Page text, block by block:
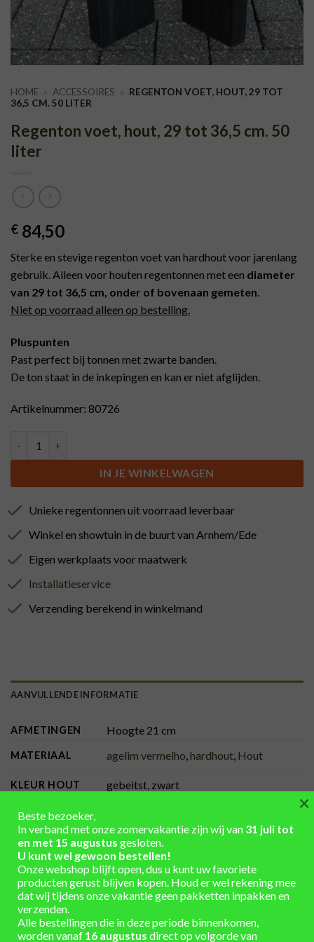
HOME » ACCESSOIRES » REGENTON VOET, HOUT, 29 TOT
36,5 CM. 50 LITER
Regenton voet, hout, 29 tot 36,5 cm. 50
liter
€ 84,50
Sterke en stevige regenton voet van hardhout voor jarenlang
gebruik. Alleen voor houten regentonnen met een diameter
van 29 tot 36,5 cm, onder of bovenaan gemeten.
Niet op voorraad alleen op bestelling.
Pluspunten
Past perfect bij tonnen met zwarte banden.
De ton staat in de inkepingen en kan er niet afglijden.
Artikelnummer: 80726
IN JE WINKELWAGEN
Unieke regentonnen uit voorraad leverbaar
Winkel en showtuin in de buurt van Arnhem/Ede
Eigen werkplaats voor maatwerk
Installatieservice
Verzending berekend in winkelmand
AANVULLENDE INFORMATIE
AFMETINGEN Hoogte 21 cm
MATERIAAL agelim vermelho,hardhout, Hout
KLEUR HOUT gebeitst, zwart
LEVERTIJD
VAAK SAMEN GEKOCHT
TOEVOEGEN
TOEVOEGEN
Beste bezoeker,
In verband met onze zomervakantie zijn wij van 31 juli tot
en met 15 augustus gesloten.
U kunt wel gewoon bestellen!
Onze webshop blijft open, dus u kunt uw favoriete
producten gerust blijven kopen. Houd er wel rekening mee
dat wij tijdens onze vakantie geen pakketten inpakken en
verzenden.
Alle bestellingen die in deze periode binnenkomen,
worden vanaf 16 augustus direct op volgorde van
×